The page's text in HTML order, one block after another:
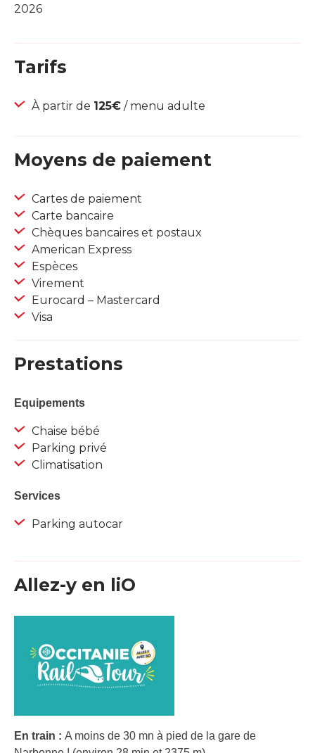
2026
Tarifs
À partir de 125€ / menu adulte
Moyens de paiement
Cartes de paiement
Carte bancaire
Chèques bancaires et postaux
American Express
Espèces
Virement
Eurocard – Mastercard
Visa
Prestations
Equipements
Chaise bébé
Parking privé
Climatisation
Services
Parking autocar
Allez-y en liO
En train : A moins de 30 mn à pied de la gare de